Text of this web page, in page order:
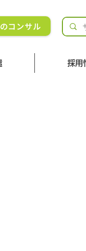
コンサル
採用